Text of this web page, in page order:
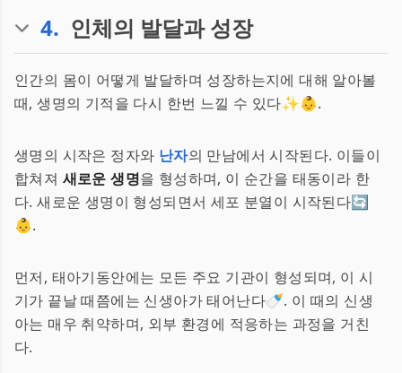
4. 인체의 발달과 성장
인간의 몸이 어떻게 발달하며 성장하는지에 대해 알아볼
때, 생명의 기적을 다시 한번 느낄 수 있다✨👶.
생명의 시작은 정자와 난자의 만남에서 시작된다. 이들이
합쳐져 새로운 생명을 형성하며, 이 순간을 태동이라 한
다. 새로운 생명이 형성되면서 세포 분열이 시작된다🔄
👶.
먼저, 태아기동안에는 모든 주요 기관이 형성되며, 이 시
기가 끝날 때쯤에는 신생아가 태어난다🍼. 이 때의 신생
아는 매우 취약하며, 외부 환경에 적응하는 과정을 거친
다.